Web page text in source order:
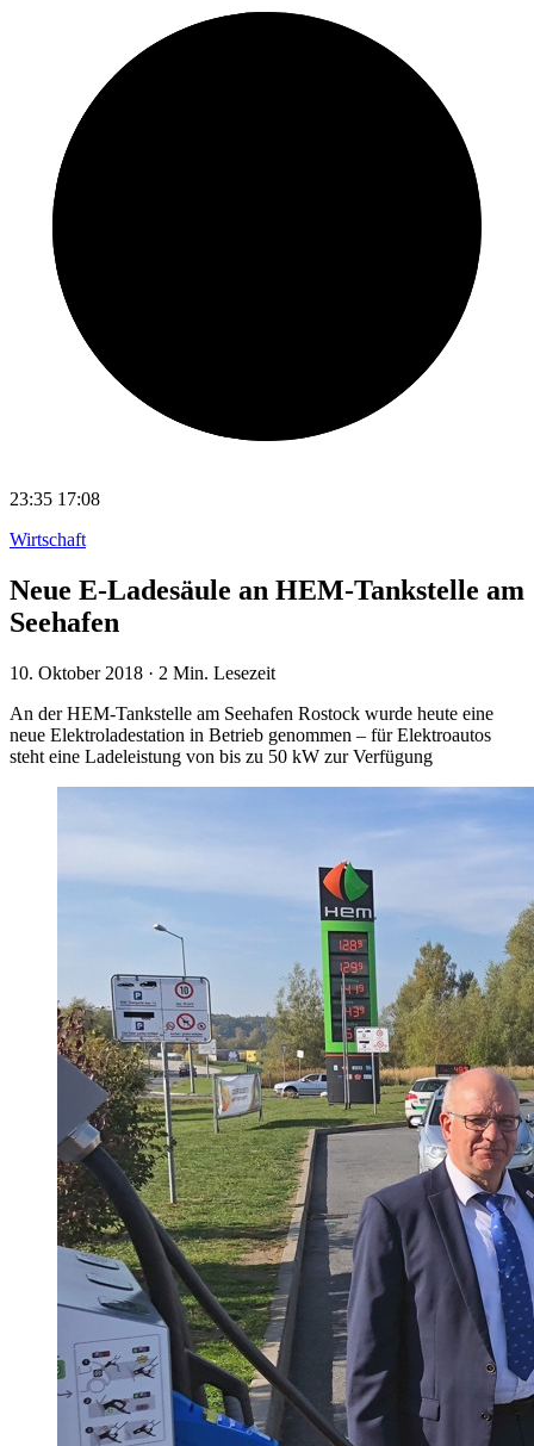
23:35 17:08
Wirtschaft
Neue E-Ladesäule an HEM-Tankstelle am
Seehafen
10. Oktober 2018 · 2 Min. Lesezeit
An der HEM-Tankstelle am Seehafen Rostock wurde heute eine
neue Elektroladestation in Betrieb genommen – für Elektroautos
steht eine Ladeleistung von bis zu 50 kW zur Verfügung